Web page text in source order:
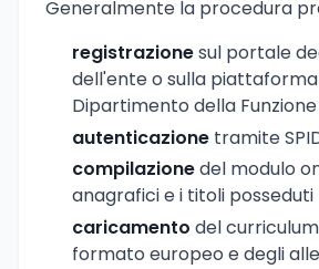
Generalmente la procedura
registrazionesul portale
dell'ente o sulla piattaforma
Dipartimento della
autenticazione tramite
compilazionedel modulo
anagrafici e i titoli posseduti
caricamento del
formato europeo e degli